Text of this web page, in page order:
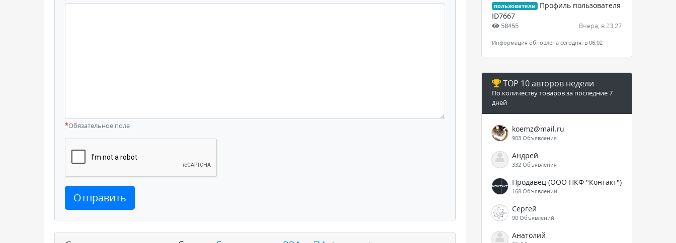
*Обязательное поле
Отправить
пользователи
Профиль пользователя
ID7667
58455 Вчера, в 23:27
Информация обновлена сегодня, в 06:02
TOP 10 авторов недели
По количеству товаров за последние 7
дней
koemz@mail.ru
903 Объявления
Андрей
332 Объявления
Продавец (ООО ПКФ "Контакт")
168 Объявлений
Сергей
90 Объявлений
Анатолий